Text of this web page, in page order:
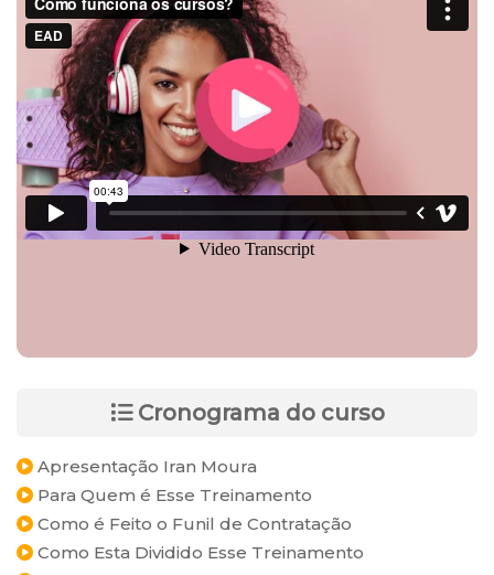
Cronograma do curso
Apresentação Iran Moura
Para Quem é Esse Treinamento
Como é Feito o Funil de Contratação
Como Esta Dividido Esse Treinamento